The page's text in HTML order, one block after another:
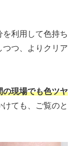
利用して色持ち
つつ、よりクリア
の現場でも色ツヤ
けても、ご覧のと